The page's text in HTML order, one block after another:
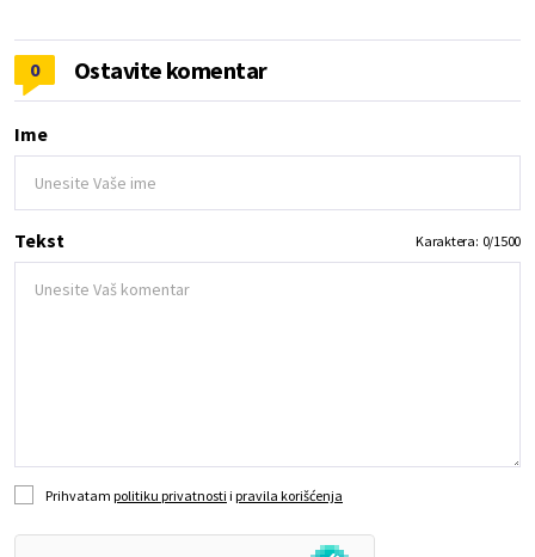
0 Ostavite komentar
Ime
Tekst Karaktera: 0/1500
Prihvatam politiku privatnosti i pravila korišćenja